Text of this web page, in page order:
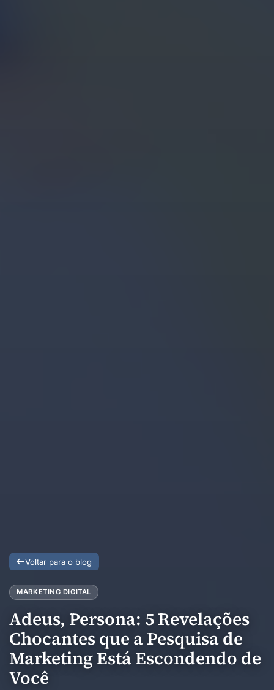
Voltar para o blog
MARKETING DIGITAL
Adeus, Persona: 5 Revelações
Chocantes que a Pesquisa de
Marketing Está Escondendo de
Você